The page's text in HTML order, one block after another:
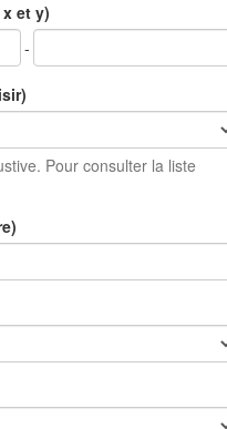
et y)
-
Pour consulter la liste